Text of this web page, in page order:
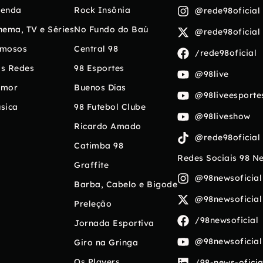
TV e Séries
Redes
Rock Insônia
No Fundo do Baú
Central 98
98 Esportes
Buenos Días
98 Futebol Clube
Ricardo Amado
Catimba 98
Graffite
Barba, Cabelo e Bigode
Preleção
Jornada Esportiva
Giro na Gringa
@rede98oficial
@rede98oficial
/rede98oficial
@98live
@98liveshow
@rede98oficial
Redes Sociais 98
@98newsoficial
@98newsoficial
/98newsoficial
@98newsoficial